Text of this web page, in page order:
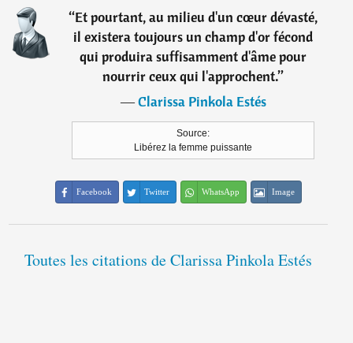
“Et pourtant, au milieu d'un cœur dévasté,
il existera toujours un champ d'or fécond
qui produira suffisamment d'âme pour
nourrir ceux qui l'approchent.”
―Clarissa Pinkola Estés
Source:
Libérez la femme puissante
Facebook Twitter WhatsApp Image
Toutes les citations de Clarissa Pinkola Estés